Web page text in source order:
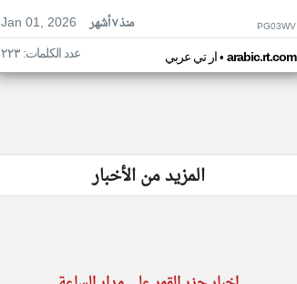
Jan 01, 2026
منذ ٧ أشهر PG03WV
ار تي عربي• arabic.rt.com عدد الكلمات: ٢٢٣
المزيد من الأخبار